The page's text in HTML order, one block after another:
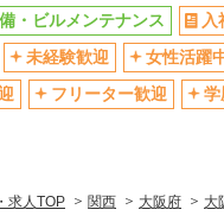
ミドル（40
扶養内勤務
・ビルメンテナンス
未経験歓迎
女性活躍
フリーター歓迎
学
求人TOP 関西 大阪府 大